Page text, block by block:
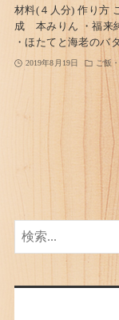
材料(４人分) 作り方
成 本みりん ・福来
・ほたてと海老のバ
2019年8月19日 ご飯